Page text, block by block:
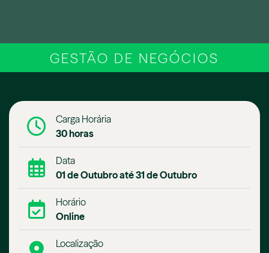
GESTÃO DE NEGÓCIOS
Carga Horária
30 horas
Data
01 de Outubro até 31 de Outubro
Horário
Online
Localização